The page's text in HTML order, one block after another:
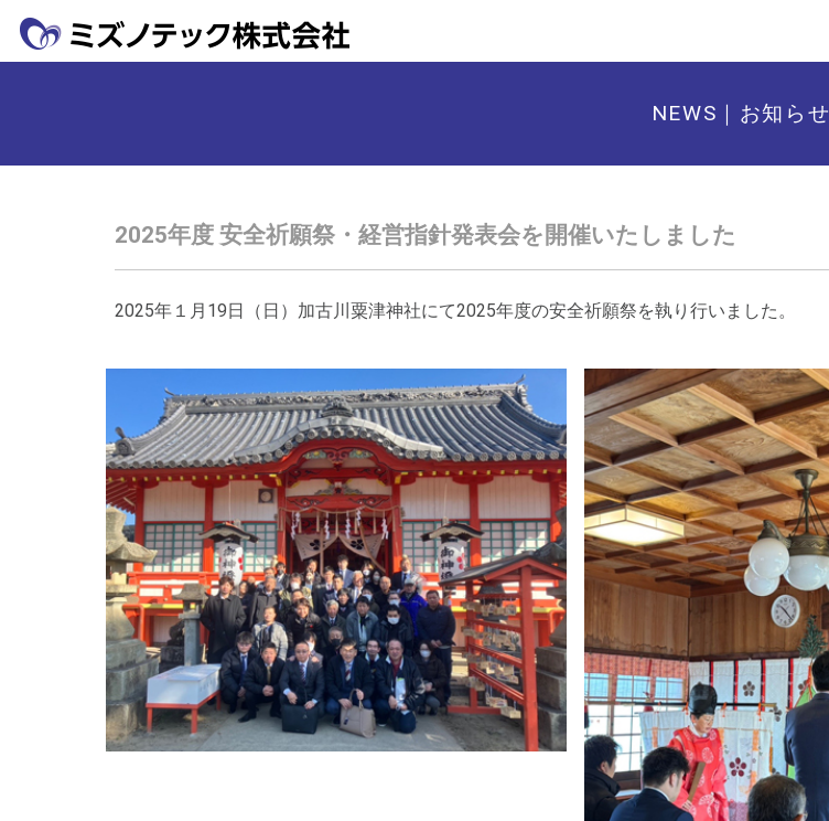
NEWS｜お知らせ
2025年度 安全祈願祭・経営指針発表会を開催いたしました
2025年１月19日（日）加古川粟津神社にて2025年度の安全祈願祭を執り行いました。